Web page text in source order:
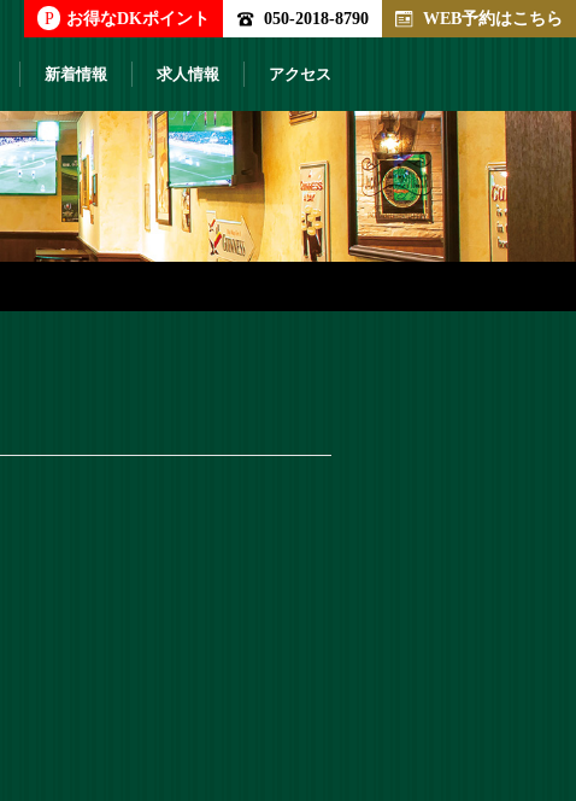
P お得なDKポイント 050-2018-8790 WEB予約はこちら
新着情報 求人情報 アクセス